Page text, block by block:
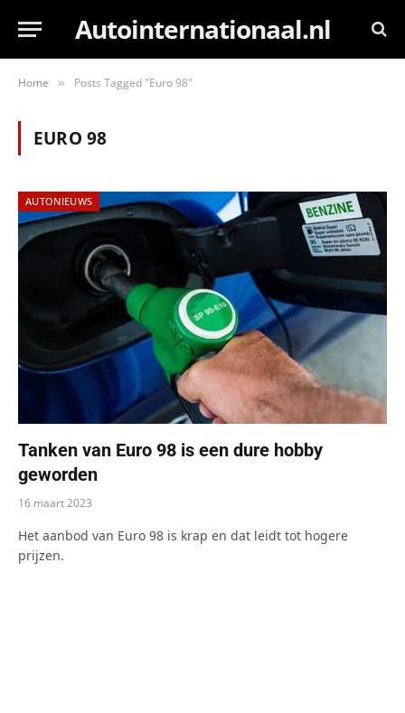
Autointernationaal.nl
Home » Posts Tagged "Euro 98"
EURO 98
AUTONIEUWS
Tanken van Euro 98 is een dure hobby
geworden
16 maart 2023
Het aanbod van Euro 98 is krap en dat leidt tot hogere
prijzen.